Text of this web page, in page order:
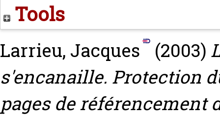
Tools
Larrieu, Jacques (2003)
s'encanaille. Protection
pages de référencement